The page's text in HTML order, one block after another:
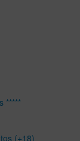
*****
(+18)